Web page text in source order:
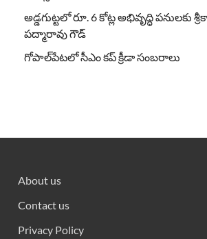
అడ్డగుట్టలో రూ. 6 కోట్ల అభివృద్ధి పనులకు
పద్మారావు గౌడ్
గోపాల్‌పేటలో సీఎం కప్ క్రీడా సంబరాలు
About us
Contact us
Privacy Policy